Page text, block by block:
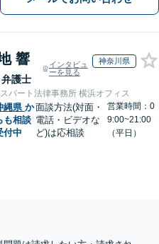
響
弁護士
インタビュ
ーを見る
神奈川県
パート法律事務所 横浜オフィス
縄県 か
も相談
付中
面談方法(対面・
電話・ビデオな
ど)は応相談
営業時間：0
9:00~21:00
（平日）